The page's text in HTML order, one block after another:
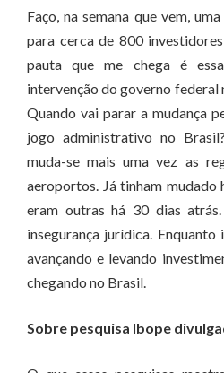
Faço, na semana que vem,
para cerca de 800
pauta que me chega é
intervenção do governo federal
Quando vai parar a mudança
jogo administrativo no
muda-se mais uma vez as
aeroportos. Já tinham mudado
eram outras há 30 dias
insegurança jurídica.
avançando e levando
chegando no Brasil.
Sobre pesquisa Ibope